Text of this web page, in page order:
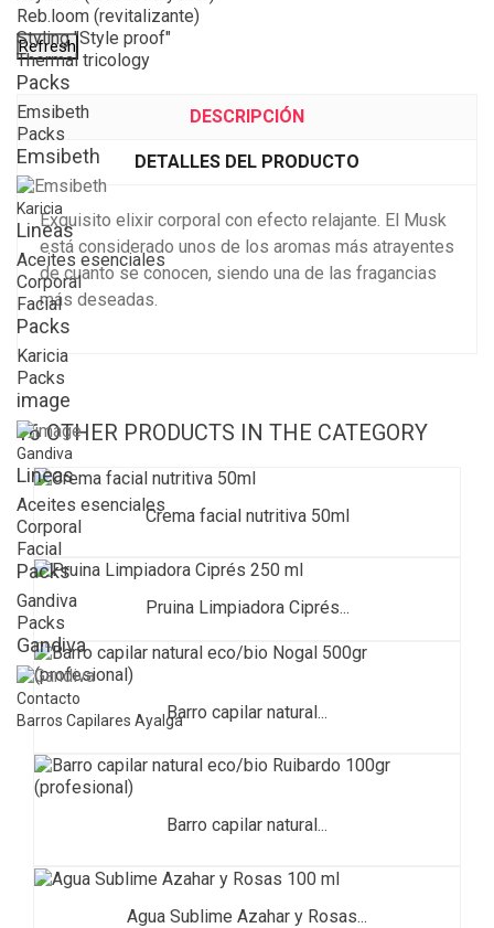
Reb.loom (revitalizante)
Styling "Style proof"
Thermal tricology
Packs
Emsibeth
Packs
Emsibeth
Karicia
Lineas
Aceites esenciales
Corporal
Facial
Packs
Karicia
Packs
image
Gandiva
Lineas
Aceites esenciales
Corporal
Facial
Packs
Gandiva
Packs
Gandiva
Contacto
Barros Capilares Ayalga
DESCRIPCIÓN
DETALLES DEL PRODUCTO
Exquisito elixir corporal con efecto relajante. El Musk
está considerado unos de los aromas más atrayentes
de cuanto se conocen, siendo una de las fragancias
más deseadas.
16 OTHER PRODUCTS IN THE CATEGORY
Crema facial nutritiva 50ml
Pruina Limpiadora Ciprés...
Barro capilar natural...
Barro capilar natural...
Agua Sublime Azahar y Rosas...